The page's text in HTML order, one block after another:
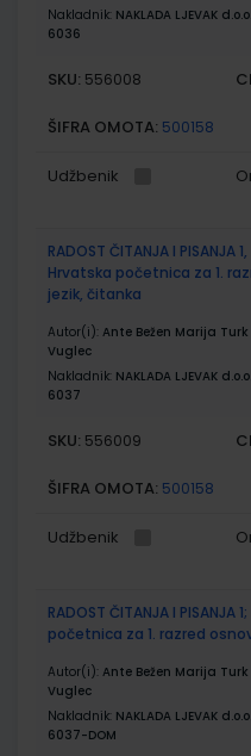
Nakladnik: NAKLADA LJEVAK d.o.o.
6036
SKU: 556008
ŠIFRA OMOTA: 500158
Udžbenik
RADOST ČITANJA I PISANJA
Hrvatska početnica za 1.
jezik, čitanka
Autor(i): Ante Bežen Marija
Vuglec
Nakladnik: NAKLADA LJEVAK d.o.o.
6037
SKU: 556009
ŠIFRA OMOTA: 500158
Udžbenik
RADOST ČITANJA I
početnica za 1. razred
Autor(i): Ante Bežen Marija
Vuglec
Nakladnik: NAKLADA LJEVAK d.o.o.
6037-DOM